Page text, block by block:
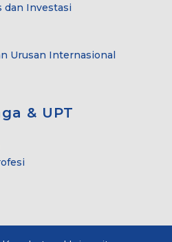
dan Investasi
Urusan Internasional
& UPT